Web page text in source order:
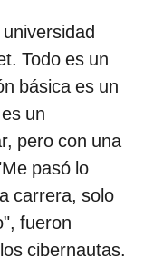
Todo es un
básica es un
un
pero con una
pasó lo
carrera, solo
fueron
cibernautas.